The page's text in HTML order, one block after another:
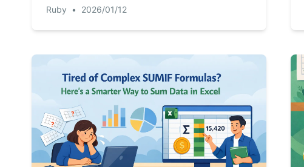
Ruby • 2026/01/12